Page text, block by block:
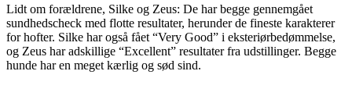
Lidt om forældrene, Silke og Zeus: De har begge gennemgået
sundhedscheck med flotte resultater, herunder de fineste karakterer
for hofter. Silke har også fået “Very Good” i eksteriørbedømmelse,
og Zeus har adskillige “Excellent” resultater fra udstillinger. Begge
hunde har en meget kærlig og sød sind.